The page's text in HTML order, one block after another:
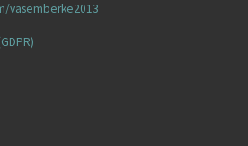
vasemberke2013